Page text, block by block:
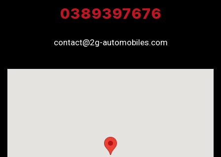
0389397676
contact@2g-automobiles.com